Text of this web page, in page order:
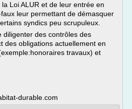
Loi ALUR et de leur entrée en
leur permettant de démasquer
syndics peu scrupuleux.
diligenter des contrôles des
des obligations actuellement en
travaux) et
durable.com